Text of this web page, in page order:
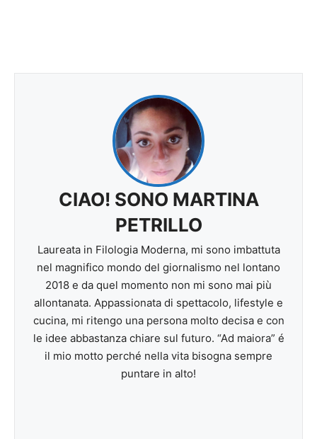
CIAO! SONO MARTINA
PETRILLO
Laureata in Filologia Moderna, mi sono imbattuta
nel magnifico mondo del giornalismo nel lontano
2018 e da quel momento non mi sono mai più
allontanata. Appassionata di spettacolo, lifestyle e
cucina, mi ritengo una persona molto decisa e con
le idee abbastanza chiare sul futuro. “Ad maiora” é
il mio motto perché nella vita bisogna sempre
puntare in alto!